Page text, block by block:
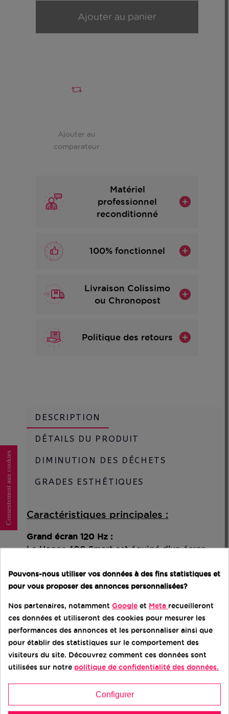
Ajouter au panier
Ajouter au
comparateur
Matériel
professionnel
reconditionné
100% fonctionnel
Livraison Colissimo
ou Chronopost
Politique des retours
DESCRIPTION
DÉTAILS DU PRODUIT
DIMINUTION DES DÉCHETS
GRADES ESTHÉTIQUES
Caractéristiques principales :
Grand écran 120 Hz :
Le Honor 400 Smart est équipé d’un écran
rafraîchissement de 120 Hz, offrant une
navigation fluide et un confort visuel
sociaux et les jeux mobiles.
Connectivité 5G :
Compatible avec les réseaux 5G, il permet de
profiter de téléchargements rapides, du
streaming haute qualité et d’une navigation
plus réactive.
Processeur Snapdragon 6s Gen 3 :
Pouvons-nous utiliser vos données à des fins statistiques et
pour vous proposer des annonces personnalisées?
Nos partenaires, notamment Google et Meta recueilleront
ces données et utiliseront des cookies pour mesurer les
performances des annonces et les personnaliser ainsi que
pour établir des statistiques sur le comportement des
visiteurs du site. Découvrez comment ces données sont
utilisées sur notre politique de confidentialité des données.
Configurer
Consentement aux cookies